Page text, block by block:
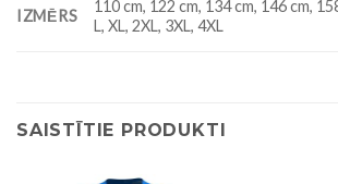
IZMĒRS
110 cm, 122 cm, 134 cm, 146 cm,
L, XL, 2XL, 3XL, 4XL
SAISTĪTIE PRODUKTI